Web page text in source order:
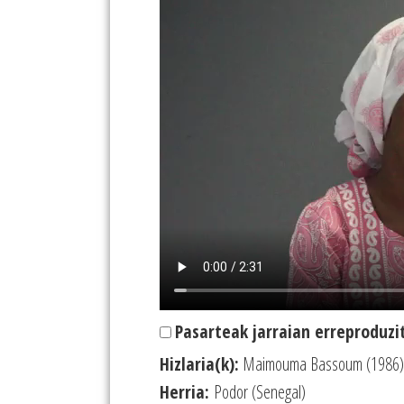
Pasarteak jarraian
Hizlaria(k): Maimouma Bassoum (1986)
Herria: Podor (Senegal)